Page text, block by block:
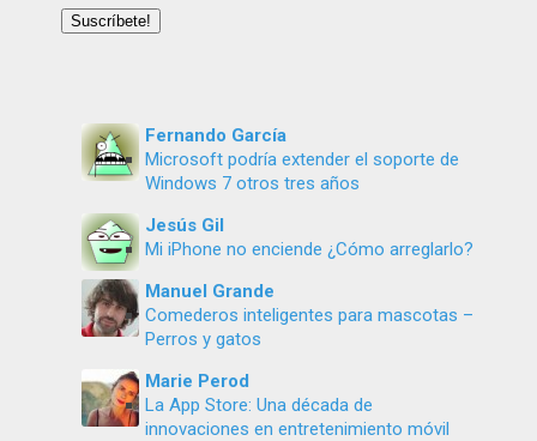
email
Suscríbete!
Fernando García
Microsoft podría extender el soporte de
Windows 7 otros tres años
Jesús Gil
Mi iPhone no enciende ¿Cómo arreglarlo?
Manuel Grande
Comederos inteligentes para mascotas –
Perros y gatos
Marie Perod
La App Store: Una década de
innovaciones en entretenimiento móvil